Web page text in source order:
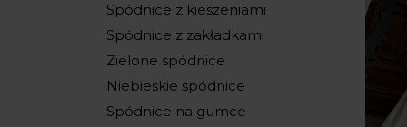
Spódnice z kieszeniami
Spódnice z zakładkami
Zielone spódnice
Niebieskie spódnice
Spódnice na gumce